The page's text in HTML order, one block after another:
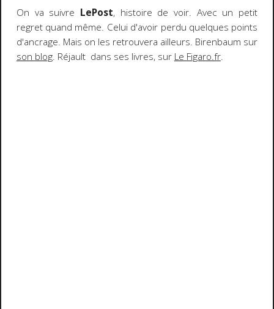
On va suivre LePost, histoire de voir. Avec un petit
regret quand même. Celui d'avoir perdu quelques points
d'ancrage. Mais on les retrouvera ailleurs. Birenbaum sur
son blog. Réjault dans ses livres, sur Le Figaro.fr.